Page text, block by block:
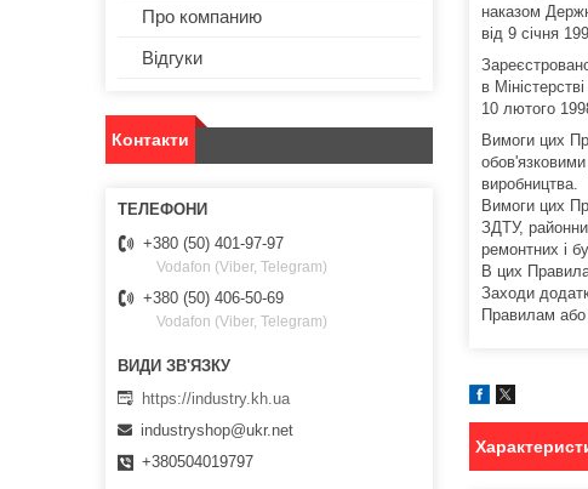
наказом
від 9 січня
в
10 лютого
Вимоги цих
обов'язковими
виробництва.
Вимоги цих
ЗДТУ,
ремонтних і
В цих
Заходи
Правилам
Про компанию
Відгуки
Контакти
+380 (50) 401-97-97
Vodafon (Viber, Telegram)
+380 (50) 406-50-69
Vodafon (Viber, Telegram)
https://industry.kh.ua
industryshop@ukr.net
+380504019797